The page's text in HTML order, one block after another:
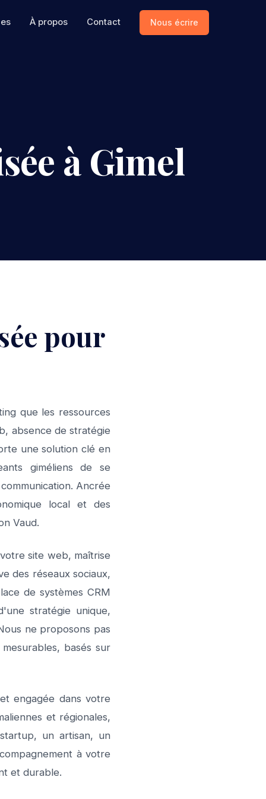
À propos Contact Nous écrire
à Gimel
pour
que les ressources
absence de stratégie
une solution clé en
giméliens de se
Ancrée
local et des
Vaud.
site web, maîtrise
des réseaux sociaux,
de systèmes CRM
stratégie unique,
ne proposons pas
basés sur
engagée dans votre
et régionales,
un artisan, un
à votre
et durable.